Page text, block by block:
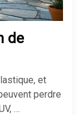
de
et
perdre
…